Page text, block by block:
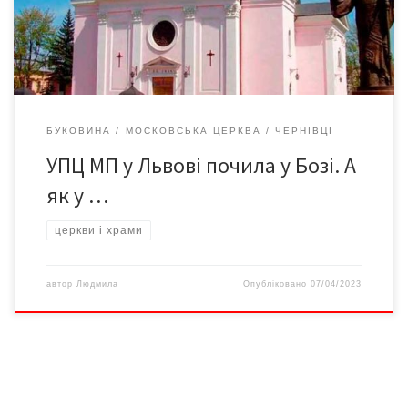
проголосували за те, щоби ці церкви позбавити права на
користування земельними ділянками. Натомість у Чернівецькій
області процес […]
БУКОВИНА МОСКОВСЬКА ЦЕРКВА ЧЕРНІВЦІ
УПЦ МП у Львові почила у Бозі. А
як у …
церкви і храми
автор Людмила Опубліковано07/04/2023